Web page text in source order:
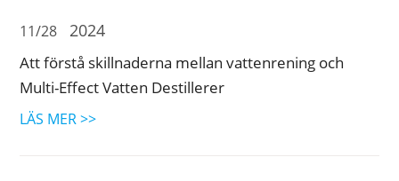
11/28 2024
Att förstå skillnaderna mellan vattenrening och
Multi-Effect Vatten Destillerer
LÄS MER >>